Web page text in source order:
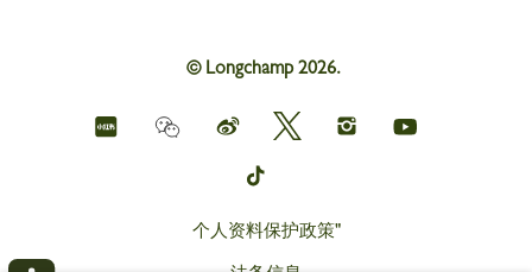
© Longchamp 2026.
Longchamp
on
WeichatLongchamp
on
Longchamp
on
Longchamp
on
Longchamp
on
Longchamp
on
tok
个人资料保护政策"